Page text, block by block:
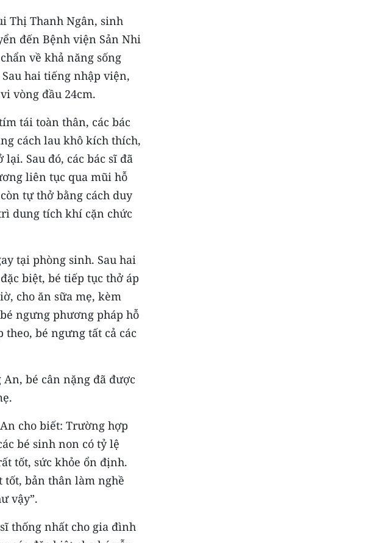
Thị Thanh Ngân, sinh
đến Bệnh viện Sản Nhi
về khả năng sống
hai tiếng nhập viện,
vòng đầu 24cm.
tái toàn thân, các bác
cách lau khô kích thích,
Sau đó, các bác sĩ đã
liên tục qua mũi hỗ
tự thở bằng cách duy
dung tích khí cặn chức
tại phòng sinh. Sau hai
biệt, bé tiếp tục thở áp
cho ăn sữa mẹ, kèm
ngưng phương pháp hỗ
bé ngưng tất cả các
An, bé cân nặng đã được
cho biết: Trường hợp
bé sinh non có tỷ lệ
tốt, sức khỏe ổn định.
bản thân làm nghề
vậy”.
thống nhất cho gia đình